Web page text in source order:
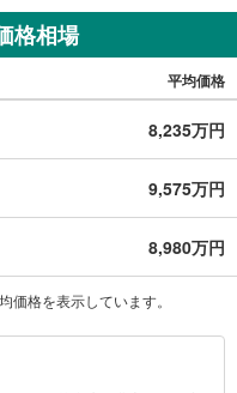
格相場
平均価格
8,235万円
9,575万円
8,980万円
格を表示しています。